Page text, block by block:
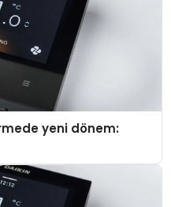
yeni dönem: